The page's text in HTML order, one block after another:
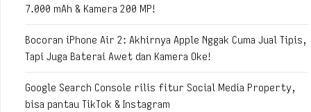
7.000 mAh & Kamera 200 MP!
Bocoran iPhone Air 2: Akhirnya Apple Nggak Cuma Jual Tipis,
Tapi Juga Baterai Awet dan Kamera Oke!
Google Search Console rilis fitur Social Media Property,
bisa pantau TikTok & Instagram